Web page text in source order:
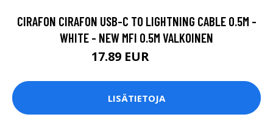
CIRAFON CIRAFON USB-C TO LIGHTNING CABLE 0.5M -
WHITE - NEW MFI 0.5M VALKOINEN
17.89 EUR
LISÄTIETOJA